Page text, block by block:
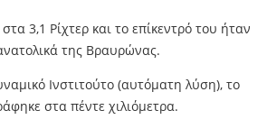
3,1 Ρίχτερ και το επίκεντρό του ήταν
της Βραυρώνας.
Ινστιτούτο (αυτόματη λύση), το
στα πέντε χιλιόμετρα.